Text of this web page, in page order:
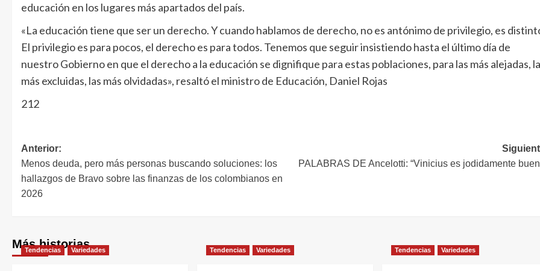
educación en los lugares más apartados del país.
«La educación tiene que ser un derecho. Y cuando hablamos de derecho, no es antónimo de privilegio, es
El privilegio es para pocos, el derecho es para todos. Tenemos que seguir insistiendo hasta el último día de
nuestro Gobierno en que el derecho a la educación se dignifique para estas poblaciones, para las más alejadas,
más excluidas, las más olvidadas», resaltó el ministro de Educación, Daniel Rojas
212
Anterior:
Menos deuda, pero más personas buscando soluciones: los
hallazgos de Bravo sobre las finanzas de los colombianos en
2026
PALABRAS DE Ancelotti: “Vinicius es jodidamente
Más historias
Tendencias Variedades Tendencias Variedades Tendencias Variedades